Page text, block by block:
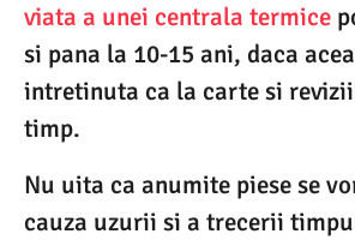
viata a unei centrala termice
si pana la 10-15 ani, daca
intretinuta ca la carte si
timp.
Nu uita ca anumite piese se
cauza uzurii si a trecerii